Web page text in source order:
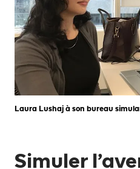
Laura Lushaj à son bureau
Simuler